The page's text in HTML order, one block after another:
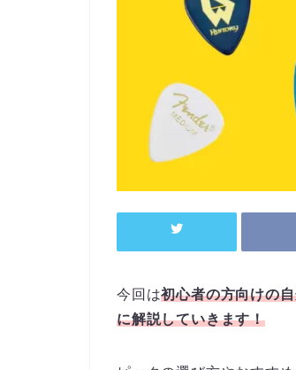
今回は初心者の方向けの
に解説していきます！